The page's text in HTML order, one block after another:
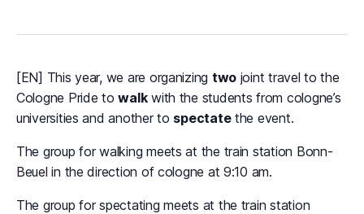
[EN] This year, we are organizing two joint travel to the
Cologne Pride towalkwith the students from cologne’s
universities and another to spectatethe event.
The group for walking meets at the train station Bonn-
Beuel in the direction of cologne at 9:10 am.
The group for spectating meets at the train station